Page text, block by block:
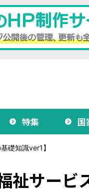
特集 国
礎知識ver1】
祉サービ